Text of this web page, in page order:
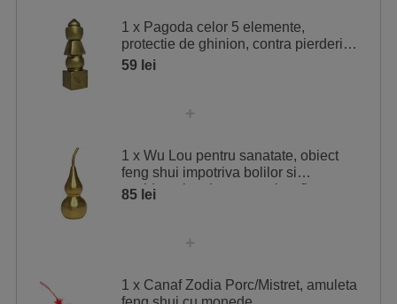
influențate de aceste energii sau ce zodii sunt asociate
cu ele. Odată identificate, așază obiectele de protecție
sau de activare în acele zone, sau poartă amuleta
potrivită, consultând tabelul de mai jos pentru ghidare.
Furt
Ucideri
1 x Pagoda celor 5 elemente,
protectie de ghinion, contra pierderi
financiare si boli, 13 cm
59 lei
1 x Wu Lou pentru sanatate, obiect
feng shui impotriva bolilor si
accidentelor, decor metal cu fir rosu
85 lei
1 x Canaf Zodia Porc/Mistret, amuleta